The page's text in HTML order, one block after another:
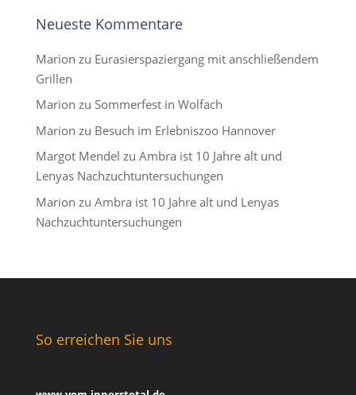
Neueste Kommentare
Marion zu Eurasierspaziergang mit anschließendem
Grillen
Marion zu Sommerfest in Wolfach
Marion zu Besuch im Erlebniszoo Hannover
Margot Mendel zu Ambra ist 10 Jahre alt und
Lenyas Nachzuchtuntersuchungen
Marion zu Ambra ist 10 Jahre alt und Lenyas
Nachzuchtuntersuchungen
So erreichen Sie uns